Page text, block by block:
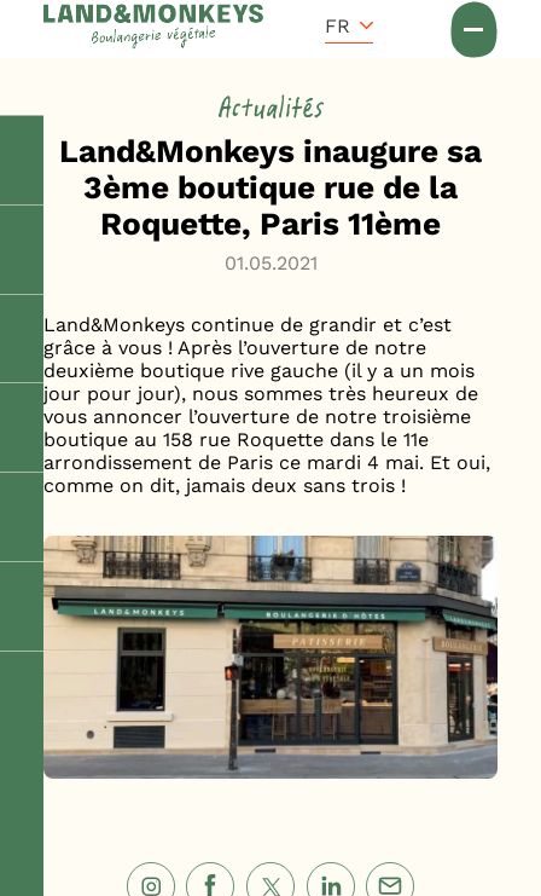
Panneau de gestion des cookies
Accueil
FR
Actualités
Land&Monkeys inaugure sa
3ème boutique rue de la
Roquette, Paris 11ème
01.05.2021
Land&Monkeys continue de grandir et c’est
grâce à vous ! Après l’ouverture de notre
deuxième boutique rive gauche (il y a un mois
jour pour jour), nous sommes très heureux de
vous annoncer l’ouverture de notre troisième
boutique au 158 rue Roquette dans le 11e
arrondissement de Paris ce mardi 4 mai. Et oui,
comme on dit, jamais deux sans trois !